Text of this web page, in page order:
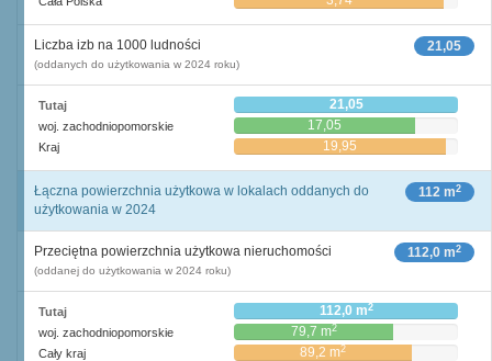
21,05
Liczba izb na 1000 ludności
(oddanych do użytkowania w 2024 roku)
Tutaj 21,05
woj. zachodniopomorskie 17,05
Kraj 19,95
112 m2
Łączna powierzchnia użytkowa w lokalach oddanych do
użytkowania w 2024
112,0 m2
Przeciętna powierzchnia użytkowa nieruchomości
(oddanej do użytkowania w 2024 roku)
Tutaj 112,0 m2
woj. zachodniopomorskie 79,7 m2
Cały kraj 89,2 m2